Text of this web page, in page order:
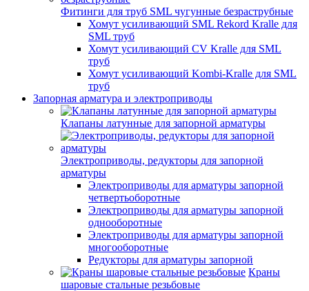
Фитинги для труб SML чугунные безраструбные
Хомут усиливающий SML Rekord Kralle для
SML труб
Хомут усиливающий CV Kralle для SML
труб
Хомут усиливающий Kombi-Kralle для SML
труб
Запорная арматура и электроприводы
Клапаны латунные для запорной арматуры
Электроприводы, редукторы для запорной
арматуры
Электроприводы для арматуры запорной
четвертьоборотные
Электроприводы для арматуры запорной
однооборотные
Электроприводы для арматуры запорной
многооборотные
Редукторы для арматуры запорной
Краны
шаровые стальные резьбовые